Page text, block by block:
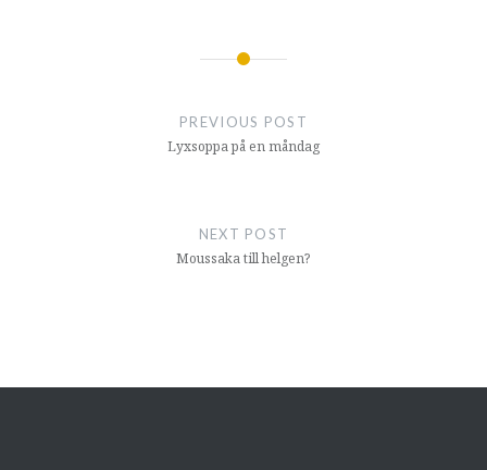
PREVIOUS POST
Lyxsoppa på en måndag
NEXT POST
Moussaka till helgen?